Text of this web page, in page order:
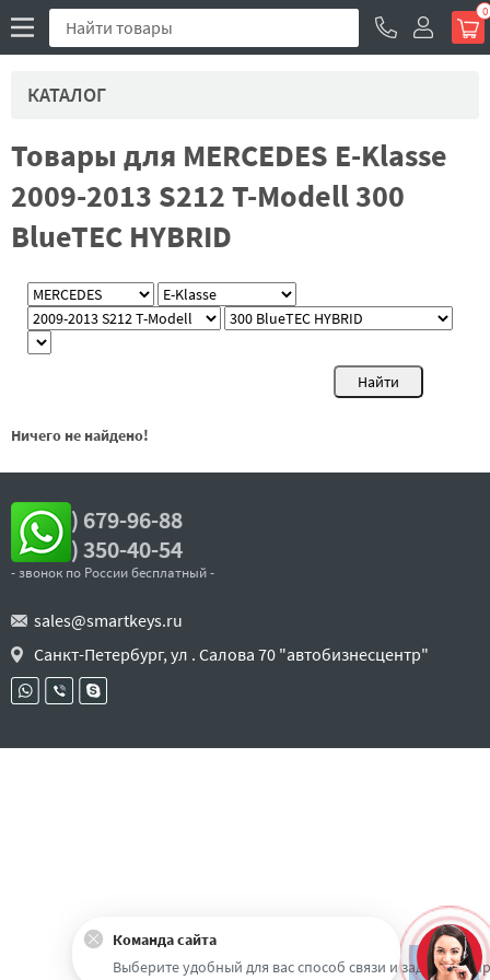
0
КАТАЛОГ
Товары для MERCEDES E-Klasse
2009-2013 S212 T-Modell 300
BlueTEC HYBRID
Ничего не найдено!
7 (812) 679-96-88
8 (800) 350-40-54
- звонок по России бесплатный -
sales@smartkeys.ru
Санкт-Петербург, ул . Салова 70 "автобизнесцентр"
Наверх
Команда сайта
Выберите удобный для вас способ связи и задайте